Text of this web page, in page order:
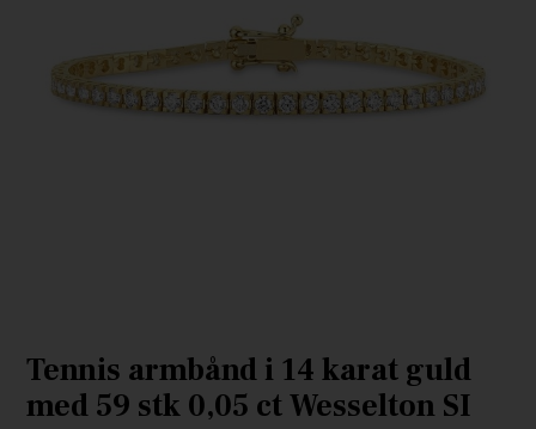
Tennis armbånd i 14 karat guld
med 59 stk 0,05 ct Wesselton SI